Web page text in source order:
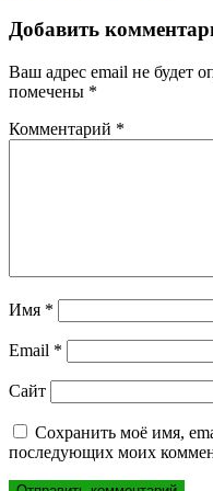
записям
Добавить
Ваш адрес email не будет
помечены *
Комментарий *
Имя *
Email *
Сайт
Сохранить моё имя,
последующих моих